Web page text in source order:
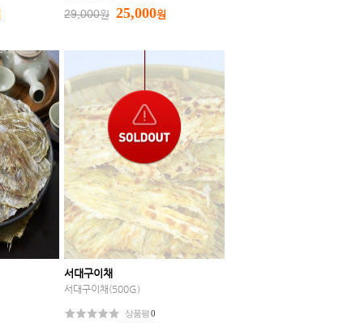
29,000원 25,000원
서대구이채
서대구이채(500G)
상품평0